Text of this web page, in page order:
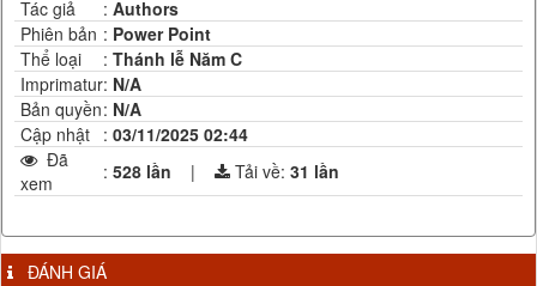
Tác giả
: Authors
Phiên bản : Power Point
Thể loại
: Thánh lễ Năm C
Imprimatur: N/A
Bản quyền: N/A
Cập nhật : 03/11/2025 02:44
Đã
xem
: 528 lần | Tải về: 31 lần
ĐÁNH GIÁ